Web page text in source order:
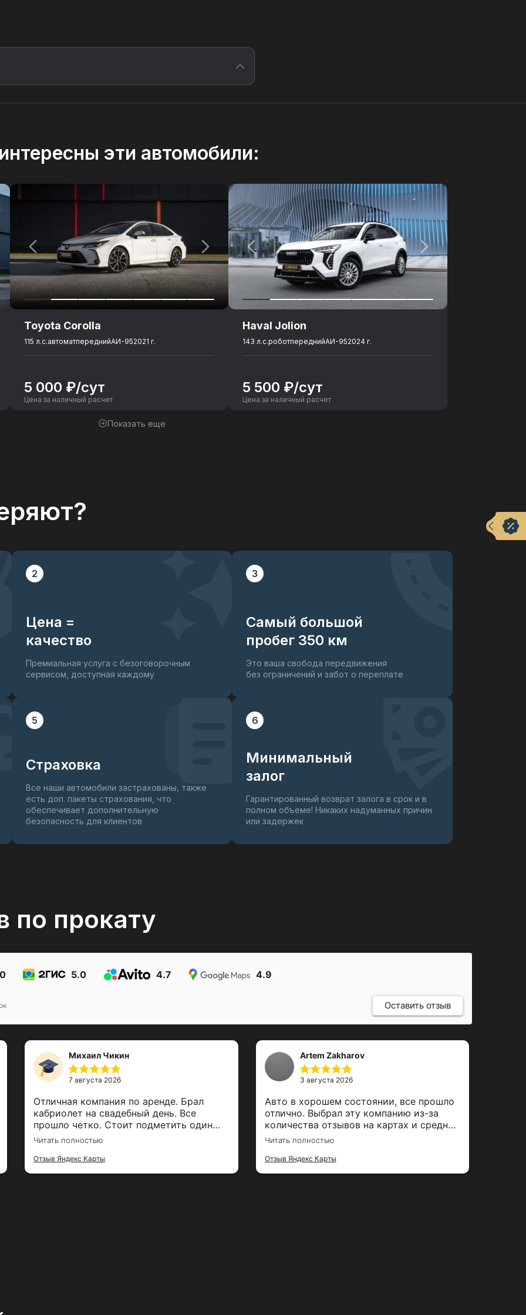
эти автомобили:
Toyota Corolla
115 л.с.автоматпереднийАИ-952021 г.
5 000 ₽/сут
Цена за наличный расчет
Haval Jolion
143 л.с.роботпереднийАИ-952024 г.
5 500 ₽/сут
Цена за наличный расчет
Показать еще
2
Цена =
качество
Премиальная услуга с безоговорочным
сервисом, доступная каждому
3
Самый большой
пробег 350 км
Это ваша свобода передвижения
без ограничений и забот о переплате
5
Страховка
Все наши автомобили застрахованы, также
есть доп. пакеты страхования, что
обеспечивает дополнительную
безопасность для клиентов
6
Минимальный
залог
Гарантированный возврат залога в срок и в
полном объеме! Никаких надуманных причин
или задержек
по прокату
5.0 4.7 4.9
Оставить отзыв
Михаил Чикин
7 августа 2026
Отличная компания по аренде. Брал
кабриолет на свадебный день. Все
прошло четко. Стоит подметить один
момент . Оставил в машине очки с
нашли и тут же сообщили о них. За это
огромный респект парням и успехов в
Читать полностью
Отзыв Яндекс Карты
Artem Zakharov
3 августа 2026
Авто в хорошем состоянии, все прошло
отлично. Выбрал эту компанию из-за
количества отзывов на картах и средней
оценки. Залог вернули вовремя, спасибо
Читать полностью
Отзыв Яндекс Карты